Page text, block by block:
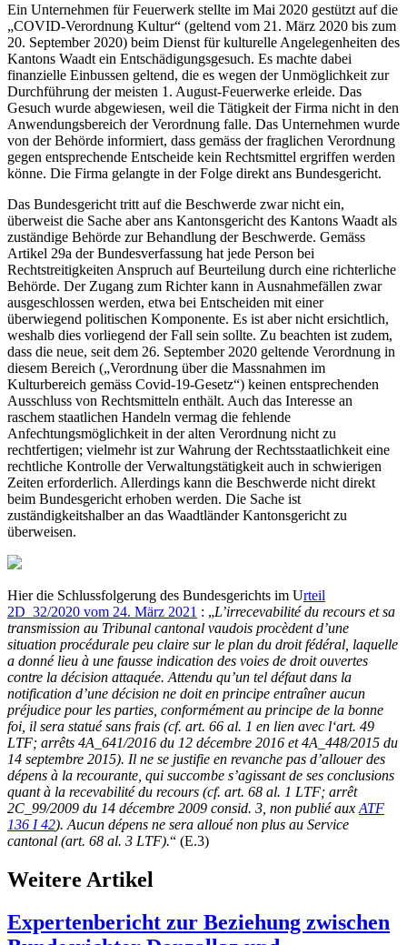
Ein Unternehmen für Feuerwerk stellte im Mai 2020 gestützt auf die
„COVID-Verordnung Kultur“ (geltend vom 21. März 2020 bis zum
20. September 2020) beim Dienst für kulturelle Angelegenheiten des
Kantons Waadt ein Entschädigungsgesuch. Es machte dabei
finanzielle Einbussen geltend, die es wegen der Unmöglichkeit zur
Durchführung der meisten 1. August-Feuerwerke erleide. Das
Gesuch wurde abgewiesen, weil die Tätigkeit der Firma nicht in den
Anwendungsbereich der Verordnung falle. Das Unternehmen wurde
von der Behörde informiert, dass gemäss der fraglichen Verordnung
gegen entsprechende Entscheide kein Rechtsmittel ergriffen werden
könne. Die Firma gelangte in der Folge direkt ans Bundesgericht.
Das Bundesgericht tritt auf die Beschwerde zwar nicht ein,
überweist die Sache aber ans Kantonsgericht des Kantons Waadt als
zuständige Behörde zur Behandlung der Beschwerde. Gemäss
Artikel 29a der Bundesverfassung hat jede Person bei
Rechtstreitigkeiten Anspruch auf Beurteilung durch eine richterliche
Behörde. Der Zugang zum Richter kann in Ausnahmefällen zwar
ausgeschlossen werden, etwa bei Entscheiden mit einer
überwiegend politischen Komponente. Es ist aber nicht ersichtlich,
weshalb dies vorliegend der Fall sein sollte. Zu beachten ist zudem,
dass die neue, seit dem 26. September 2020 geltende Verordnung in
diesem Bereich („Verordnung über die Massnahmen im
Kulturbereich gemäss Covid-19-Gesetz“) keinen entsprechenden
Ausschluss von Rechtsmitteln enthält. Auch das Interesse an
raschem staatlichen Handeln vermag die fehlende
Anfechtungsmöglichkeit in der alten Verordnung nicht zu
rechtfertigen; vielmehr ist zur Wahrung der Rechtsstaatlichkeit eine
rechtliche Kontrolle der Verwaltungstätigkeit auch in schwierigen
Zeiten erforderlich. Allerdings kann die Beschwerde nicht direkt
beim Bundesgericht erhoben werden. Die Sache ist
zuständigkeitshalber an das Waadtländer Kantonsgericht zu
überweisen.
Hier die Schlussfolgerung des Bundesgerichts im Urteil
2D_32/2020 vom 24. März 2021 : „L’irrecevabilité du recours et sa
transmission au Tribunal cantonal vaudois procèdent d’une
situation procédurale peu claire sur le plan du droit fédéral, laquelle
a donné lieu à une fausse indication des voies de droit ouvertes
contre la décision attaquée. Attendu qu’un tel défaut dans la
notification d’une décision ne doit en principe entraîner aucun
préjudice pour les parties, conformément au principe de la bonne
foi, il sera statué sans frais (cf. art. 66 al. 1 en lien avec l‘art. 49
LTF; arrêts 4A_641/2016 du 12 décembre 2016 et 4A_448/2015 du
14 septembre 2015). Il ne se justifie en revanche pas d’allouer des
dépens à la recourante, qui succombe s’agissant de ses conclusions
quant à la recevabilité du recours (cf. art. 68 al. 1 LTF; arrêt
2C_99/2009 du 14 décembre 2009 consid. 3, non publié aux ATF
136 I 42). Aucun dépens ne sera alloué non plus au Service
cantonal (art. 68 al. 3 LTF).“ (E.3)
Weitere Artikel
Expertenbericht zur Beziehung zwischen